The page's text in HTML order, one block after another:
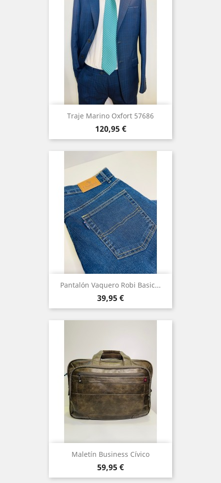
Traje Marino Oxfort 57686
Precio
120,95 €
Pantalón Vaquero Robi Basic...
Precio
39,95 €
Maletín Business Cívico
Precio
59,95 €